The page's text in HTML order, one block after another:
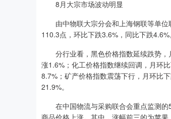
8月大宗市场波动明显
由中物联大宗分会和上海钢联等单位
110.3点，环比下跌3.6%，同比下跌4.6%
分行业看，黑色价格指数延续跌势，
涨1.6%；化工价格指数继续回调，月环
8.7%；矿产价格指数震荡下行，月环比
21.9%。
在中国物流与采购联合会重点监测的
商品价格上涨。其中，涨幅前三的为苹